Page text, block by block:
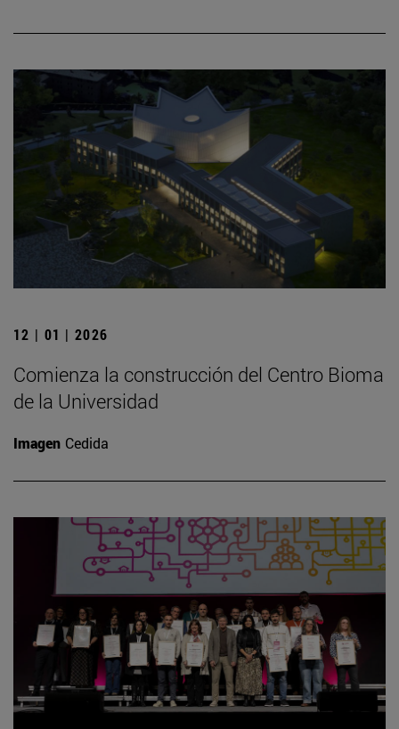
12 | 01 | 2026
Comienza la construcción del Centro Bioma
de la Universidad
Imagen Cedida